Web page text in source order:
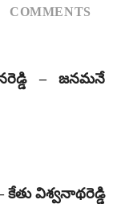
COMMENTS
– జనమనే
కేతు విశ్వనాథరెడ్డి